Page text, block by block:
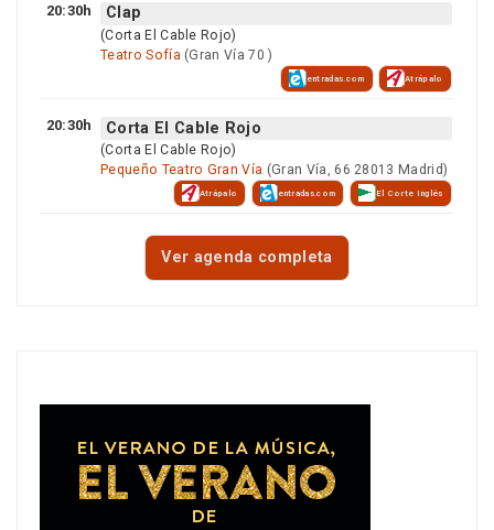
20:30h Clap
(Corta El Cable Rojo)
Teatro Sofía (Gran Vía 70 )
entradas.com Atrápalo
20:30h Corta El Cable Rojo
(Corta El Cable Rojo)
Pequeño Teatro Gran Vía (Gran Vía, 66 28013 Madrid)
Atrápalo entradas.com El Corte Inglés
Ver agenda completa